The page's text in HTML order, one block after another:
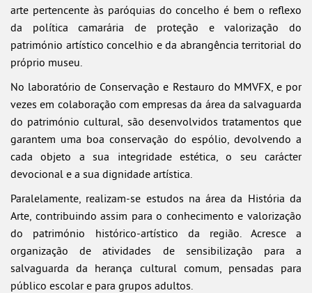
arte pertencente às paróquias do concelho é bem o reflexo
da política camarária de proteção e valorização do
património artístico concelhio e da abrangência territorial do
próprio museu.
No laboratório de Conservação e Restauro do MMVFX, e por
vezes em colaboração com empresas da área da salvaguarda
do património cultural, são desenvolvidos tratamentos que
garantem uma boa conservação do espólio, devolvendo a
cada objeto a sua integridade estética, o seu carácter
devocional e a sua dignidade artística.
Paralelamente, realizam-se estudos na área da História da
Arte, contribuindo assim para o conhecimento e valorização
do património histórico-artístico da região. Acresce a
organização de atividades de sensibilização para a
salvaguarda da herança cultural comum, pensadas para
público escolar e para grupos adultos.